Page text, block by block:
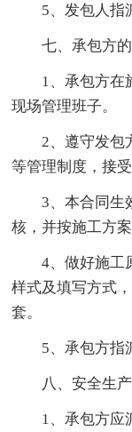
5、发包人指
七、承包方
1、承包方在
现场管理班子。
2、遵守发包
等管理制度，接
3、本合同生
核，并按施工方案
4、做好施工
样式及填写方式
套。
5、承包方指
八、安全生
1、承包方应